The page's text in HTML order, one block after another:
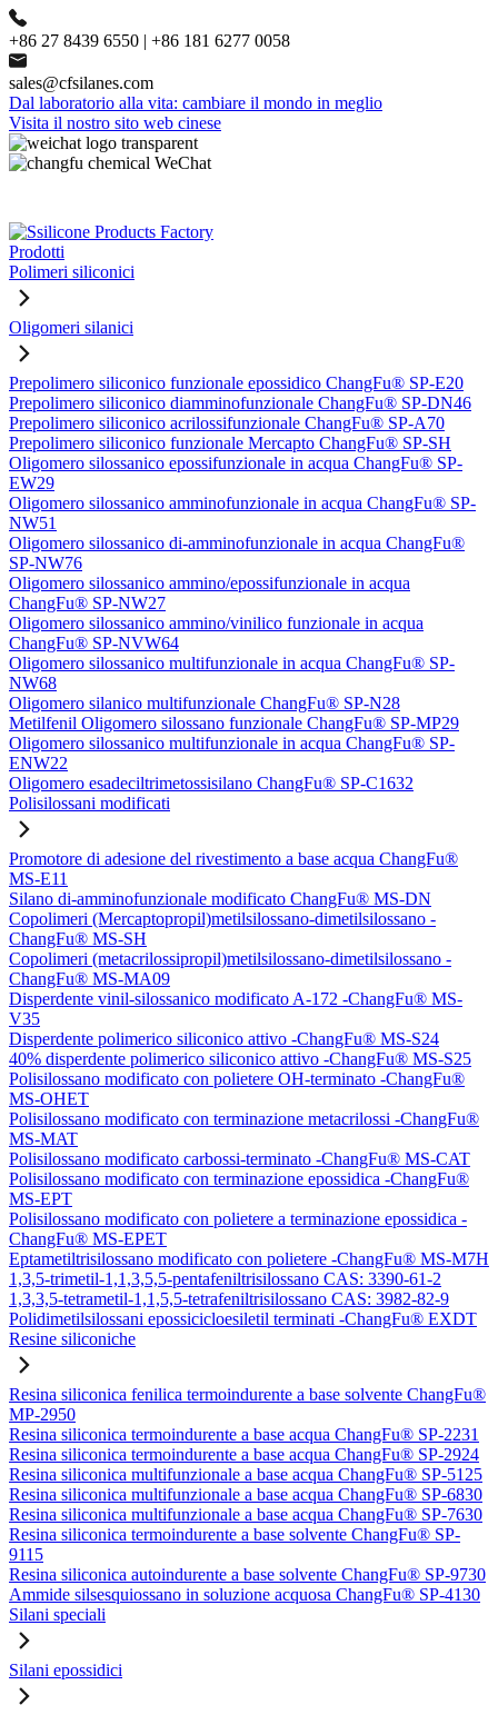
+86 27 8439 6550 | +86 181 6277 0058
sales@cfsilanes.com
Dal laboratorio alla vita: cambiare il mondo in meglio
Visita il nostro sito web cinese
Prodotti
Polimeri siliconici
Oligomeri silanici
Prepolimero siliconico funzionale epossidico ChangFu® SP-E20
Prepolimero siliconico diamminofunzionale ChangFu® SP-DN46
Prepolimero siliconico acrilossifunzionale ChangFu® SP-A70
Prepolimero siliconico funzionale Mercapto ChangFu® SP-SH
Oligomero silossanico epossifunzionale in acqua ChangFu® SP-
EW29
Oligomero silossanico amminofunzionale in acqua ChangFu® SP-
NW51
Oligomero silossanico di-amminofunzionale in acqua ChangFu®
SP-NW76
Oligomero silossanico ammino/epossifunzionale in acqua
ChangFu® SP-NW27
Oligomero silossanico ammino/vinilico funzionale in acqua
ChangFu® SP-NVW64
Oligomero silossanico multifunzionale in acqua ChangFu® SP-
NW68
Oligomero silanico multifunzionale ChangFu® SP-N28
Metilfenil Oligomero silossano funzionale ChangFu® SP-MP29
Oligomero silossanico multifunzionale in acqua ChangFu® SP-
ENW22
Oligomero esadeciltrimetossisilano ChangFu® SP-C1632
Polisilossani modificati
Promotore di adesione del rivestimento a base acqua ChangFu®
MS-E11
Silano di-amminofunzionale modificato ChangFu® MS-DN
Copolimeri (Mercaptopropil)metilsilossano-dimetilsilossano -
ChangFu® MS-SH
Copolimeri (metacrilossipropil)metilsilossano-dimetilsilossano -
ChangFu® MS-MA09
Disperdente vinil-silossanico modificato A-172 -ChangFu® MS-
V35
Disperdente polimerico siliconico attivo -ChangFu® MS-S24
40% disperdente polimerico siliconico attivo -ChangFu® MS-S25
Polisilossano modificato con polietere OH-terminato -ChangFu®
MS-OHET
Polisilossano modificato con terminazione metacrilossi -ChangFu®
MS-MAT
Polisilossano modificato carbossi-terminato -ChangFu® MS-CAT
Polisilossano modificato con terminazione epossidica -ChangFu®
MS-EPT
Polisilossano modificato con polietere a terminazione epossidica -
ChangFu® MS-EPET
Eptametiltrisilossano modificato con polietere -ChangFu® MS-M7H
1,3,5-trimetil-1,1,3,5,5-pentafeniltrisilossano CAS: 3390-61-2
1,3,3,5-tetrametil-1,1,5,5-tetrafeniltrisilossano CAS: 3982-82-9
Polidimetilsilossani epossicicloesiletil terminati -ChangFu® EXDT
Resine siliconiche
Resina siliconica fenilica termoindurente a base solvente ChangFu®
MP-2950
Resina siliconica termoindurente a base acqua ChangFu® SP-2231
Resina siliconica termoindurente a base acqua ChangFu® SP-2924
Resina siliconica multifunzionale a base acqua ChangFu® SP-5125
Resina siliconica multifunzionale a base acqua ChangFu® SP-6830
Resina siliconica multifunzionale a base acqua ChangFu® SP-7630
Resina siliconica termoindurente a base solvente ChangFu® SP-
9115
Resina siliconica autoindurente a base solvente ChangFu® SP-9730
Ammide silsesquiossano in soluzione acquosa ChangFu® SP-4130
Silani speciali
Silani epossidici